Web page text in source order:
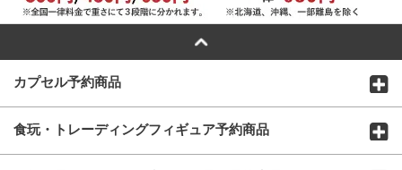
カプセル予約商品
食玩・トレーディングフィギュア予約商品